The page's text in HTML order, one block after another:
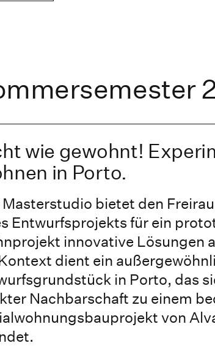
wie gewohnt!
in Porto.
Masterstudio bietet den
Entwurfsprojekts für ein
innovative Lösungen
dient ein
in Porto, das
Nachbarschaft zu einem
von